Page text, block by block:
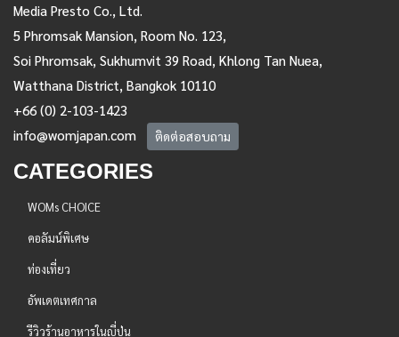
Media Presto Co., Ltd.
5 Phromsak Mansion, Room No. 123,
Soi Phromsak, Sukhumvit 39 Road, Khlong Tan Nuea,
Watthana District, Bangkok 10110
+66 (0) 2-103-1423
info@womjapan.com
ติดต่อสอบถาม
CATEGORIES
WOMs CHOICE
คอลัมน์พิเศษ
ท่องเที่ยว
อัพเดตเทศกาล
รีวิวร้านอาหารในญี่ปุ่น